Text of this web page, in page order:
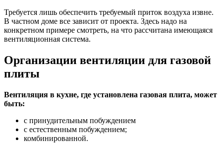
Требуется лишь обеспечить требуемый приток воздуха извне.
В частном доме все зависит от проекта. Здесь надо на
конкретном примере смотреть, на что рассчитана имеющаяся
вентиляционная система.
Организации вентиляции для газовой
плиты
Вентиляция в кухне, где установлена газовая плита, может
быть:
с принудительным побуждением
с естественным побуждением;
комбинированной.